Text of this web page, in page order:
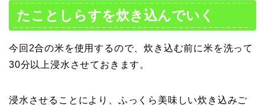
たことしらすを炊き込んでいく
今回2合の米を使用するので、炊き込む前に米を洗って
30分以上浸水させておきます。
浸水させることにより、ふっくら美味しい炊き込みご